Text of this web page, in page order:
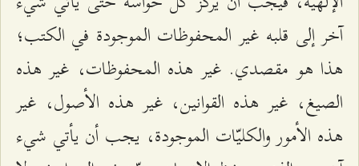
آخر إلى قلبه غير المحفوظات الموجودة في الكتب؛
هذا هو مقصدي. غير هذه المحفوظات، غير هذه
الصيغ، غير هذه القوانين، غير هذه الأصول، غير
هذه الأمور والكليّات الموجودة، يجب أن يأتي شيء